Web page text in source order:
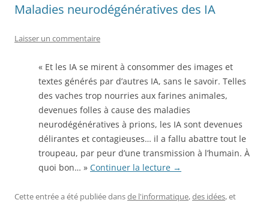
Maladies neurodégénératives des IA
Laisser un commentaire
« Et les IA se mirent à consommer des images et
textes générés par d’autres IA, sans le savoir. Telles
des vaches trop nourries aux farines animales,
devenues folles à cause des maladies
neurodégénératives à prions, les IA sont devenues
délirantes et contagieuses… il a fallu abattre tout le
troupeau, par peur d’une transmission à l’humain. À
quoi bon… » Continuer la lecture →
Cette entrée a été publiée dansde l'informatique,des idées, et